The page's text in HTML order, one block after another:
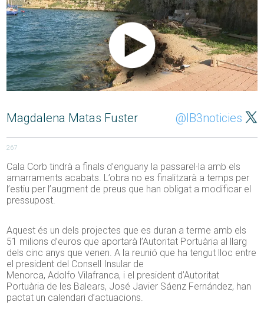
Magdalena Matas Fuster @IB3noticies
267
Cala Corb tindrà a finals d’enguany la passarel·la amb els
amarraments acabats. L’obra no es finalitzarà a temps per
l’estiu per l’augment de preus que han obligat a modificar el
pressupost.
Aquest és un dels projectes que es duran a terme amb els
51 milions d’euros que aportarà l’Autoritat Portuària al llarg
dels cinc anys que venen. A la reunió que ha tengut lloc entre
el president del Consell Insular de
Menorca,Adolfo Vilafranca, i el president d’Autoritat
Portuària de les Balears, José Javier Sáenz Fernández, han
pactat un calendari d’actuacions.